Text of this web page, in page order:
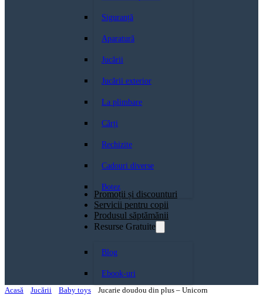
Siguranță
Aparatură
Jucării
Jucării exterior
La plimbare
Cărți
Rechizite
Cadouri diverse
Botez
Promoții și discounturi
Servicii pentru copii
Produsul săptămănii
Resurse Gratuite
Blog
Ebook-uri
Acasă
Jucării Baby toys Jucarie doudou din plus – Unicorn